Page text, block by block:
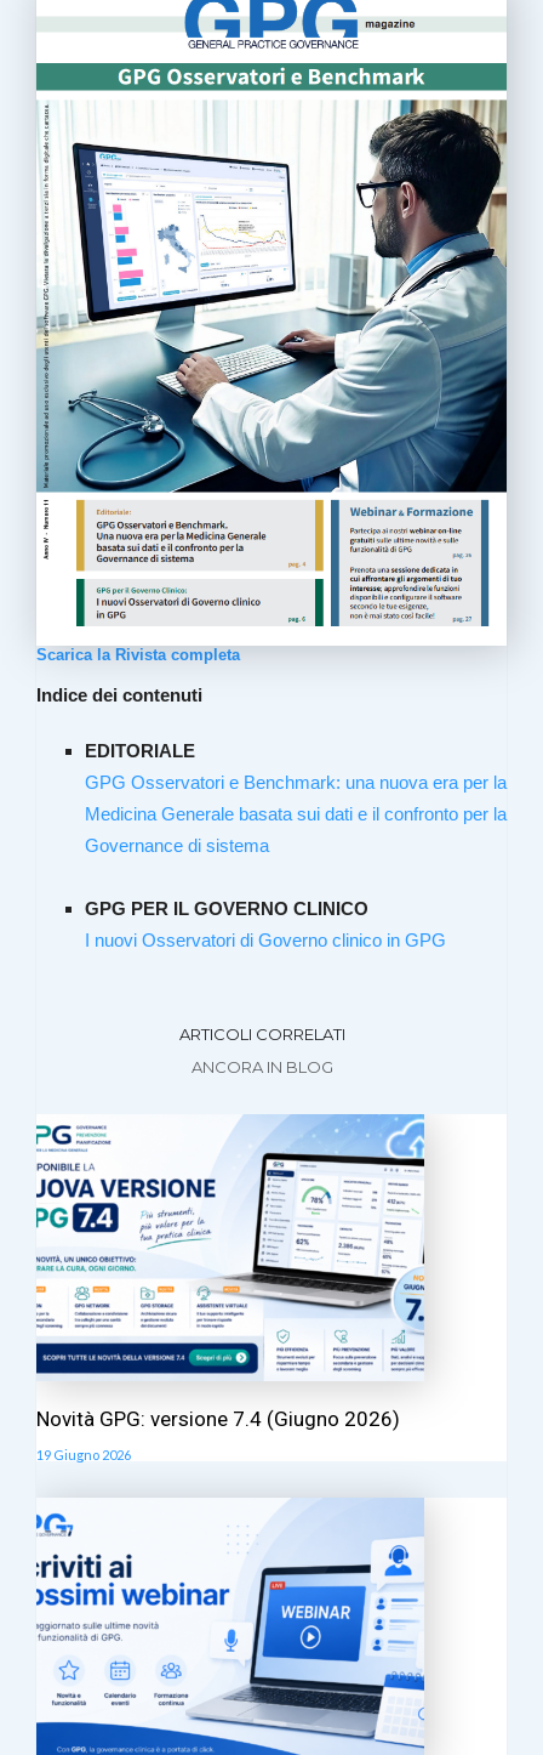
Scarica la Rivista completa
Indice dei contenuti
EDITORIALE
GPG Osservatori e Benchmark: una nuova era per la
Medicina Generale basata sui dati e il confronto per la
Governance di sistema
GPG PER IL GOVERNO CLINICO
I nuovi Osservatori di Governo clinico in GPG
ARTICOLI CORRELATI
ANCORA IN BLOG
Novità GPG: versione 7.4 (Giugno 2026)
19 Giugno 2026